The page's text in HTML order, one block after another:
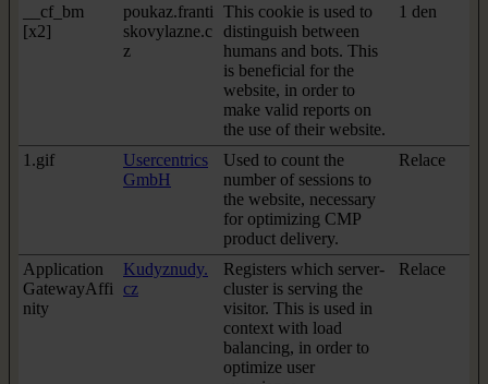
__cf_bm
[x2]
poukaz.franti
skovylazne.c
z
This cookie is used to
distinguish between
humans and bots. This
is beneficial for the
website, in order to
make valid reports on
the use of their website.
1 den
1.gif
Usercentrics
GmbH
Used to count the
number of sessions to
the website, necessary
for optimizing CMP
product delivery.
Relace
Application
GatewayAffi
nity
Kudyznudy.
cz
Registers which server-
cluster is serving the
visitor. This is used in
context with load
balancing, in order to
optimize user
Relace